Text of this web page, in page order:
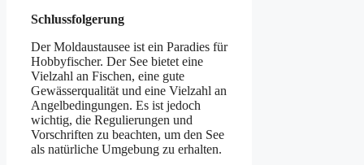
Schlussfolgerung
Der Moldaustausee ist ein Paradies für
Hobbyfischer. Der See bietet eine
Vielzahl an Fischen, eine gute
Gewässerqualität und eine Vielzahl an
Angelbedingungen. Es ist jedoch
wichtig, die Regulierungen und
Vorschriften zu beachten, um den See
als natürliche Umgebung zu erhalten.